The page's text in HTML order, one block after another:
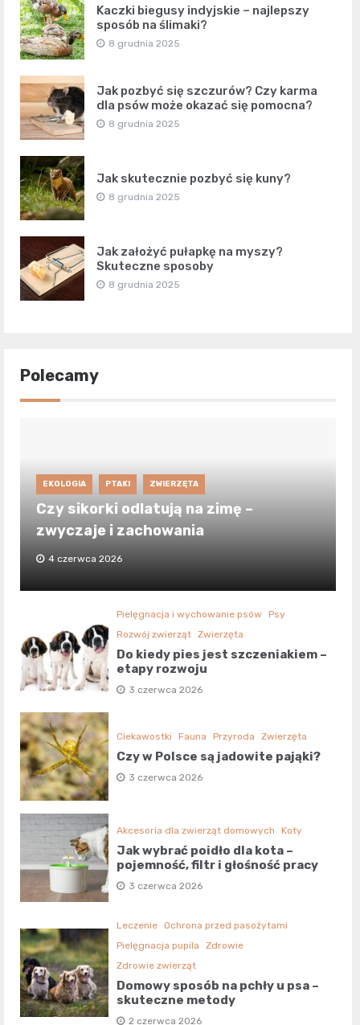
Kaczki biegusy indyjskie – najlepszy
sposób na ślimaki?
8 grudnia 2025
Jak pozbyć się szczurów? Czy karma
dla psów może okazać się pomocna?
8 grudnia 2025
Jak skutecznie pozbyć się kuny?
8 grudnia 2025
Jak założyć pułapkę na myszy?
Skuteczne sposoby
8 grudnia 2025
Polecamy
EKOLOGIA PTAKI ZWIERZĘTA
Czy sikorki odlatują na zimę –
zwyczaje i zachowania
4 czerwca 2026
Pielęgnacja i wychowanie psów
Psy
Rozwój zwierząt Zwierzęta
Do kiedy pies jest szczeniakiem –
etapy rozwoju
3 czerwca 2026
Ciekawostki Fauna Przyroda Zwierzęta
Czy w Polsce są jadowite pająki?
3 czerwca 2026
Akcesoria dla zwierząt domowych Koty
Jak wybrać poidło dla kota –
pojemność, filtr i głośność pracy
3 czerwca 2026
Leczenie
Ochrona przed pasożytami
Pielęgnacja pupila
Zdrowie
Zdrowie zwierząt
Domowy sposób na pchły u psa –
skuteczne metody
2 czerwca 2026